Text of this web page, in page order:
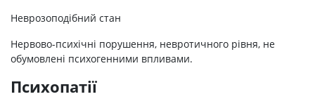
Неврозоподібний стан
Нервово-психічні порушення, невротичного рівня, не
обумовлені психогенними впливами.
Психопатії